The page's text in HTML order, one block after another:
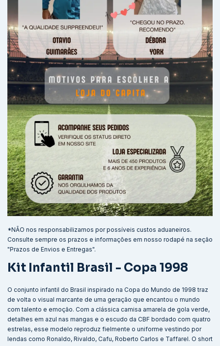
*NÃO nos responsabilizamos por possíveis custos aduaneiros.
Consulte sempre os prazos e informações em nosso rodapé na seção
"Prazos de Envios e Entregas".
Kit Infantil Brasil - Copa 1998
O conjunto infantil do Brasil inspirado na Copa do Mundo de 1998 traz
de volta o visual marcante de uma geração que encantou o mundo
com talento e emoção. Com a clássica camisa amarela de gola verde,
detalhes em azul nas mangas e o escudo da CBF bordado com quatro
estrelas, esse modelo reproduz fielmente o uniforme vestindo por
lendas como Ronaldo, Rivaldo, Cafu, Roberto Carlos e Taffarel. O short